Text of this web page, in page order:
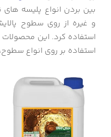
بین بردن انواع پلیسه
و غیره از روی سطوح
استفاده کرد. این
استفاده بر روی انواع